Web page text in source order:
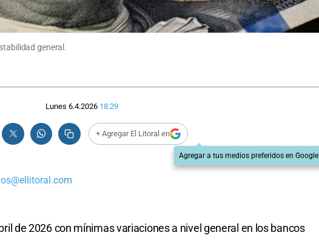
general.
Lunes 6.4.2026 18:29
+ Agregar El Litoral en
Agregar a tus medios preferidos en Google
de 2026 con mínimas variaciones a nivel general en los bancos